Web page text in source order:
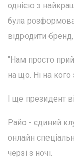
однією з
була
відродити
"Нам просто
на що. Ні на кого
І ще президент
Райо - єдиний
онлайн
черзі з ночі.